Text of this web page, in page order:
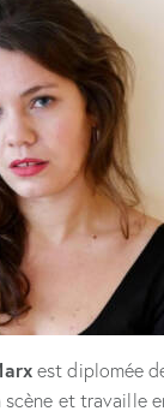
est diplomée
et travaille